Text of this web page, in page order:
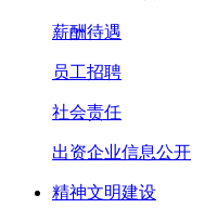
薪酬待遇
员工招聘
社会责任
出资企业信息公开
精神文明建设